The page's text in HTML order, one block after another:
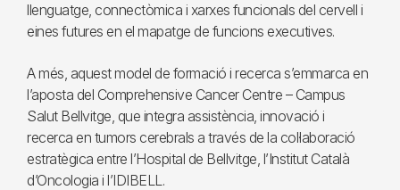
llenguatge, connectòmica i xarxes funcionals del cervell i
eines futures en el mapatge de funcions executives.
A més, aquest model de formació i recerca s’emmarca en
l’aposta del Comprehensive Cancer Centre – Campus
Salut Bellvitge, que integra assistència, innovació i
recerca en tumors cerebrals a través de la col·laboració
estratègica entre l’Hospital de Bellvitge, l’Institut Català
d’Oncologia i l’IDIBELL.